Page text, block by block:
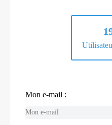
Mon e-mail :